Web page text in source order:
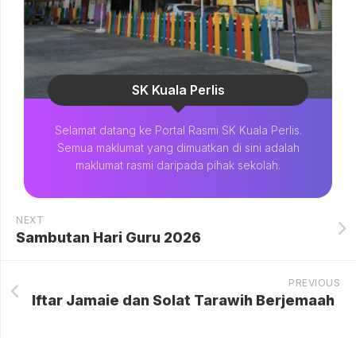
SK Kuala Perlis
Selamat datang ke Portal Rasmi SK Kuala Perlis.
Semua maklumat yang dimuatkan di sini adalah
maklumat rasmi daripada pihak sekolah.
NEXT
Sambutan Hari Guru 2026
PREVIOUS
Iftar Jamaie dan Solat Tarawih Berjemaah